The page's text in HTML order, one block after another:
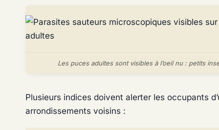
Les puces adultes sont visibles à l’oeil nu : petits
Plusieurs indices doivent alerter les occupants
arrondissements voisins :